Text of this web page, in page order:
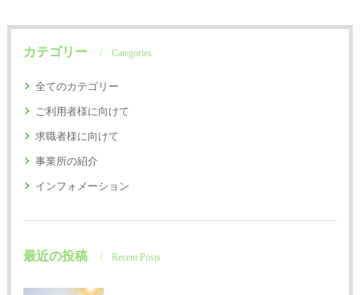
カテゴリー Categories
全てのカテゴリー
ご利用者様に向けて
求職者様に向けて
事業所の紹介
インフォメーション
最近の投稿 Recent Posts